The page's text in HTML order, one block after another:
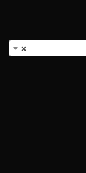
×